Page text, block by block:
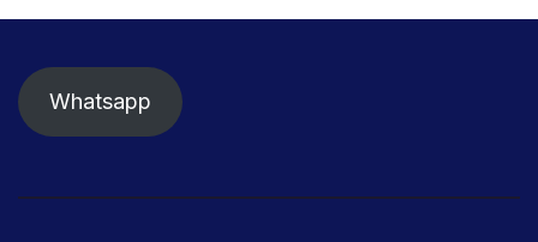
Whatsapp